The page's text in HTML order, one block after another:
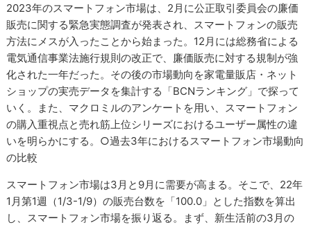
2023年のスマートフォン市場は、2月に公正取引委員会の廉価
販売に関する緊急実態調査が発表され、スマートフォンの販売
方法にメスが入ったことから始まった。12月には総務省による
電気通信事業法施行規則の改正で、廉価販売に対する規制が強
化された一年だった。その後の市場動向を家電量販店・ネット
ショップの実売データを集計する「BCNランキング」で探って
いく。また、マクロミルのアンケートを用い、スマートフォン
の購入重視点と売れ筋上位シリーズにおけるユーザー属性の違
いを明らかにする。○過去3年におけるスマートフォン市場動向
の比較
スマートフォン市場は3月と9月に需要が高まる。そこで、22年
1月第1週（1/3-1/9）の販売台数を「100.0」とした指数を算出
し、スマートフォン市場を振り返る。まず、新生活前の3月の